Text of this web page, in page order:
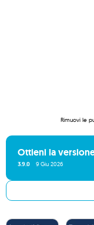
Rimuovi le
Ottieni la
3.9.0 9 Giu 2026